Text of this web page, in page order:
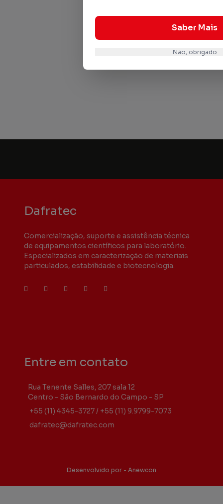
Saber Mais
Não, obrigado
Dafratec
Comercialização, suporte e assistência técnica
de equipamentos científicos para laboratório.
Especializados em caracterização de materiais
particulados, estabilidade e biotecnologia.
Entre em contato
Rua Tenente Salles, 207 sala 12
Centro - São Bernardo do Campo - SP
+55 (11) 4345-3727/ +55 (11) 9.9799-7073
dafratec@dafratec.com
Desenvolvido por - Anewcon